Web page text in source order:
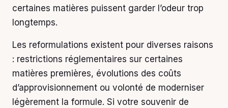
certaines matières puissent garder l’odeur trop
longtemps.
Les reformulations existent pour diverses raisons
: restrictions réglementaires sur certaines
matières premières, évolutions des coûts
d’approvisionnement ou volonté de moderniser
légèrement la formule. Si votre souvenir de